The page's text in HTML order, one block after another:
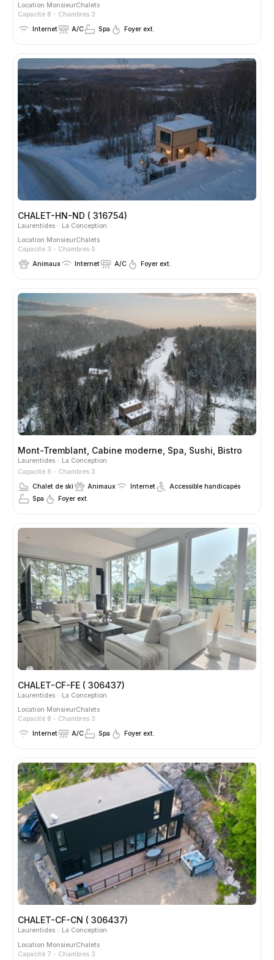
Location MonsieurChalets
Capacité 8
Chambres 3
Internet
A/C Spa Foyer ext.
CHALET-HN-ND ( 316754)
Laurentides
La Conception
Location MonsieurChalets
Capacité 3
Chambres 0
Animaux
Internet A/C Foyer ext.
Mont-Tremblant, Cabine moderne, Spa, Sushi, Bistro
Laurentides
La Conception
Capacité 6
Chambres 3
Chalet de ski
Animaux Internet
Accessible handicapés
Spa
Foyer ext.
CHALET-CF-FE ( 306437)
Laurentides
La Conception
Location MonsieurChalets
Capacité 8
Chambres 3
Internet
A/C Spa Foyer ext.
CHALET-CF-CN ( 306437)
Laurentides
La Conception
Location MonsieurChalets
Capacité 7
Chambres 3